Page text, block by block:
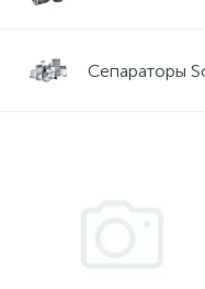
Сепараторы